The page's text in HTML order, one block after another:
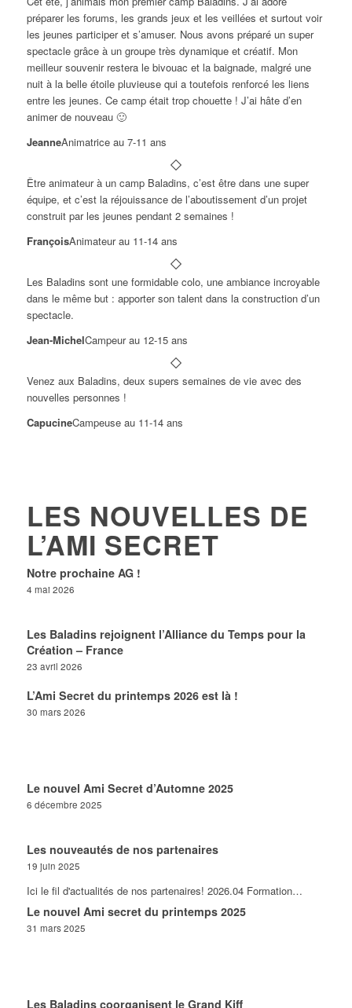
préparer les forums, les grands jeux et les veillées et surtout voir
les jeunes participer et s’amuser. Nous avons préparé un super
spectacle grâce à un groupe très dynamique et créatif. Mon
meilleur souvenir restera le bivouac et la baignade, malgré une
nuit à la belle étoile pluvieuse qui a toutefois renforcé les liens
entre les jeunes. Ce camp était trop chouette ! J’ai hâte d’en
animer de nouveau 🙂
JeanneAnimatrice au 7-11 ans
Être animateur à un camp Baladins, c’est être dans une super
équipe, et c’est la réjouissance de l’aboutissement d’un projet
construit par les jeunes pendant 2 semaines !
FrançoisAnimateur au 11-14 ans
Les Baladins sont une formidable colo, une ambiance incroyable
dans le même but : apporter son talent dans la construction d’un
spectacle.
Jean-MichelCampeur au 12-15 ans
Venez aux Baladins, deux supers semaines de vie avec des
nouvelles personnes !
CapucineCampeuse au 11-14 ans
LES NOUVELLES DE
L’AMI SECRET
Notre prochaine AG !
4 mai 2026
Les Baladins rejoignent l’Alliance du Temps pour la
Création – France
23 avril 2026
L’Ami Secret du printemps 2026 est là !
30 mars 2026
Le nouvel Ami Secret d’Automne 2025
6 décembre 2025
Les nouveautés de nos partenaires
19 juin 2025
Ici le fil d'actualités de nos partenaires! 2026.04 Formation…
Le nouvel Ami secret du printemps 2025
31 mars 2025
Les Baladins coorganisent le Grand Kiff